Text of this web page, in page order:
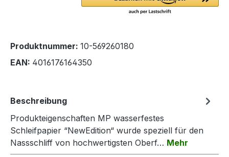
Produktnummer: 10-569260180
EAN: 4016176164350
Beschreibung
Produkteigenschaften MP wasserfestes
Schleifpapier “NewEdition“ wurde speziell für den
Nassschliff von hochwertigsten Oberf… Mehr